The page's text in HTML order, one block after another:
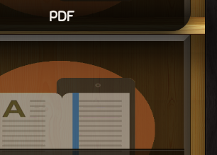
PDF
قراءة و تحميل كتاب كتاب أفضل تعليم وورد ونتحدى ة الشعر PDF مجانا | مكتبة >
| التحميل : مرة/مرات